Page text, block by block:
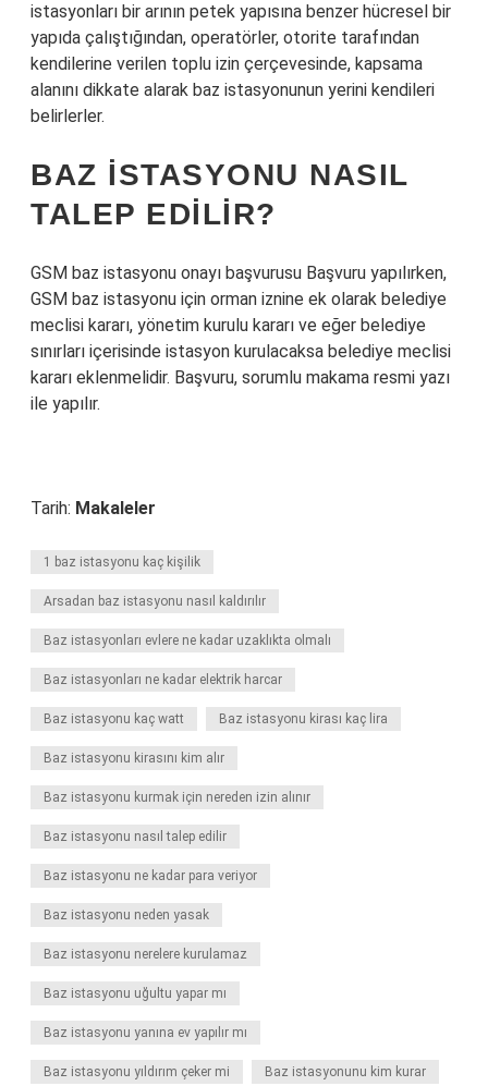
istasyonları bir arının petek yapısına benzer hücresel bir
yapıda çalıştığından, operatörler, otorite tarafından
kendilerine verilen toplu izin çerçevesinde, kapsama
alanını dikkate alarak baz istasyonunun yerini kendileri
belirlerler.
BAZ ISTASYONU NASIL
TALEP EDILIR?
GSM baz istasyonu onayı başvurusu Başvuru yapılırken,
GSM baz istasyonu için orman iznine ek olarak belediye
meclisi kararı, yönetim kurulu kararı ve eğer belediye
sınırları içerisinde istasyon kurulacaksa belediye meclisi
kararı eklenmelidir. Başvuru, sorumlu makama resmi yazı
ile yapılır.
Tarih: Makaleler
1 baz istasyonu kaç kişilik
Arsadan baz istasyonu nasıl kaldırılır
Baz istasyonları evlere ne kadar uzaklıkta olmalı
Baz istasyonları ne kadar elektrik harcar
Baz istasyonu kaç watt Baz istasyonu kirası kaç lira
Baz istasyonu kirasını kim alır
Baz istasyonu kurmak için nereden izin alınır
Baz istasyonu nasıl talep edilir
Baz istasyonu ne kadar para veriyor
Baz istasyonu neden yasak
Baz istasyonu nerelere kurulamaz
Baz istasyonu uğultu yapar mı
Baz istasyonu yanına ev yapılır mı
Baz istasyonu yıldırım çeker mi Baz istasyonunu kim kurar